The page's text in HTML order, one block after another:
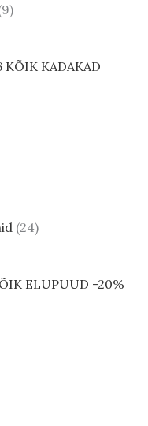
9
KÕIK KADAKAD
24
ELUPUUD -20%